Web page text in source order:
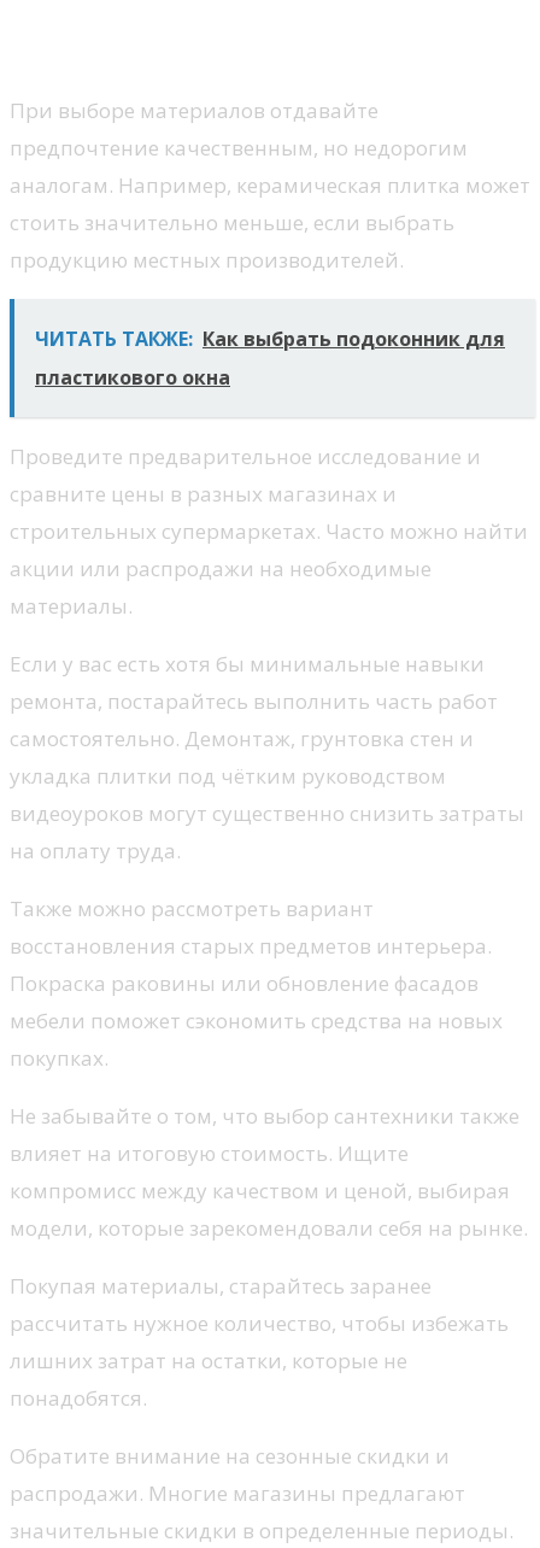
При выборе материалов отдавайте
предпочтение качественным, но недорогим
аналогам. Например, керамическая плитка может
стоить значительно меньше, если выбрать
продукцию местных производителей.
ЧИТАТЬ ТАКЖЕ: Как выбрать подоконник для
пластикового окна
Проведите предварительное исследование и
сравните цены в разных магазинах и
строительных супермаркетах. Часто можно найти
акции или распродажи на необходимые
материалы.
Если у вас есть хотя бы минимальные навыки
ремонта, постарайтесь выполнить часть работ
самостоятельно. Демонтаж, грунтовка стен и
укладка плитки под чётким руководством
видеоуроков могут существенно снизить затраты
на оплату труда.
Также можно рассмотреть вариант
восстановления старых предметов интерьера.
Покраска раковины или обновление фасадов
мебели поможет сэкономить средства на новых
покупках.
Не забывайте о том, что выбор сантехники также
влияет на итоговую стоимость. Ищите
компромисс между качеством и ценой, выбирая
модели, которые зарекомендовали себя на рынке.
Покупая материалы, старайтесь заранее
рассчитать нужное количество, чтобы избежать
лишних затрат на остатки, которые не
понадобятся.
Обратите внимание на сезонные скидки и
распродажи. Многие магазины предлагают
значительные скидки в определенные периоды.